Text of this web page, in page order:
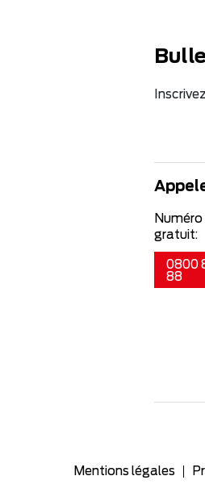
gratuit:
0800
88
Mentions légales